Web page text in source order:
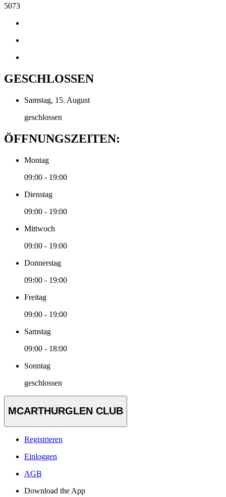
5073
GESCHLOSSEN
Samstag, 15. August
geschlossen
ÖFFNUNGSZEITEN:
Montag
09:00 - 19:00
Dienstag
09:00 - 19:00
Mittwoch
09:00 - 19:00
Donnerstag
09:00 - 19:00
Freitag
09:00 - 19:00
Samstag
09:00 - 18:00
Sonntag
geschlossen
MCARTHURGLEN CLUB
Registrieren
Einloggen
AGB
Download the App